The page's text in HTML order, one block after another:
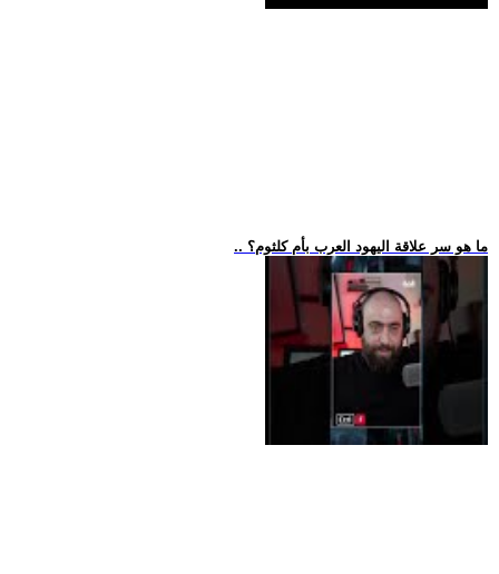
.. ما هو سر علاقة اليهود العرب بأم كلثوم؟